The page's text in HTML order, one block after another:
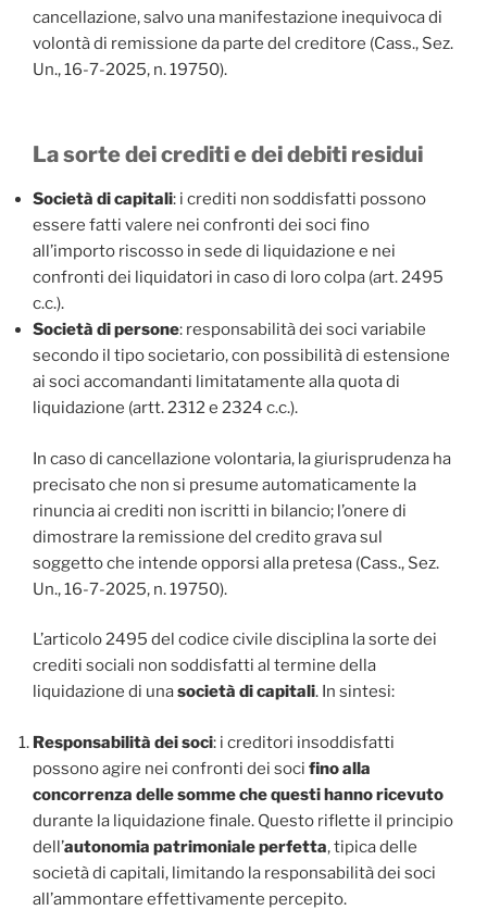
cancellazione, salvo una manifestazione inequivoca di
volontà di remissione da parte del creditore (Cass., Sez.
Un., 16-7-2025, n. 19750).
La sorte dei crediti e dei debiti residui
Società di capitali: i crediti non soddisfatti possono
essere fatti valere nei confronti dei soci fino
all’importo riscosso in sede di liquidazione e nei
confronti dei liquidatori in caso di loro colpa (art. 2495
c.c.).
Società di persone: responsabilità dei soci variabile
secondo il tipo societario, con possibilità di estensione
ai soci accomandanti limitatamente alla quota di
liquidazione (artt. 2312 e 2324 c.c.).
In caso di cancellazione volontaria, la giurisprudenza ha
precisato che non si presume automaticamente la
rinuncia ai crediti non iscritti in bilancio; l’onere di
dimostrare la remissione del credito grava sul
soggetto che intende opporsi alla pretesa (Cass., Sez.
Un., 16-7-2025, n. 19750).
L’articolo 2495 del codice civile disciplina la sorte dei
crediti sociali non soddisfatti al termine della
liquidazione di unasocietà di capitali. In sintesi:
Responsabilità dei soci: i creditori insoddisfatti
possono agire nei confronti dei soci fino alla
concorrenza delle somme che questi hanno ricevuto
durante la liquidazione finale. Questo riflette il principio
dell’autonomia patrimoniale perfetta, tipica delle
società di capitali, limitando la responsabilità dei soci
all’ammontare effettivamente percepito.